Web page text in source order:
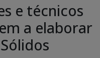
e técnicos
a elaborar